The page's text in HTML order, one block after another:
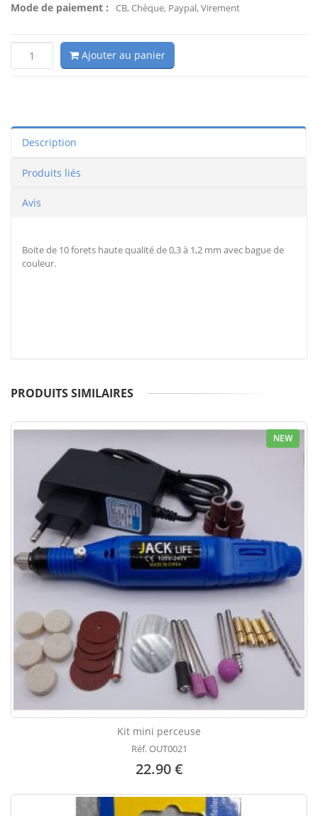
Mode de paiement : CB, Chèque, Paypal, Virement
Ajouter au panier
Description
Produits liés
Avis
Boite de 10 forets haute qualité de 0,3 à 1,2 mm avec bague de
couleur.
PRODUITS SIMILAIRES
NEW
Kit mini perceuse
Réf. OUT0021
22.90 €